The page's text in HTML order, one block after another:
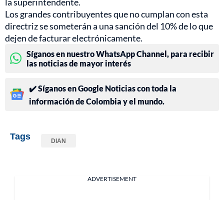
Los grandes contribuyentes que no cumplan con esta
directriz se someterán a una sanción del 10% de lo que
dejen de facturar electrónicamente.
Síganos en nuestro WhatsApp Channel, para recibir
las noticias de mayor interés
✔️ Síganos en Google Noticias con toda la
información de Colombia y el mundo.
Tags DIAN
ADVERTISEMENT